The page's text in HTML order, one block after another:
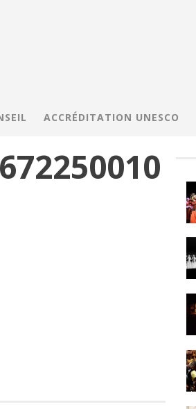
ACCRÉDITATION UNESCO